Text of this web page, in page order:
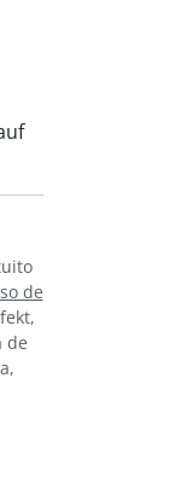
de
de